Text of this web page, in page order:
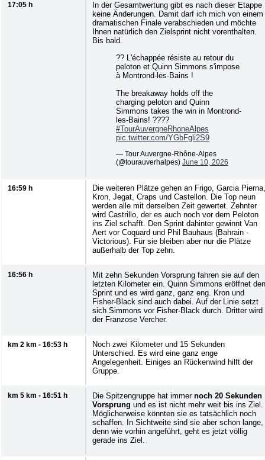
17:05 h
In der Gesamtwertung gibt es nach dieser Etappe
keine Änderungen. Damit darf ich mich von einem
dramatischen Finale verabschieden und möchte
Ihnen natürlich den Zielsprint nicht vorenthalten.
Bis bald.
?? L'échappée résiste au retour du
peloton et Quinn Simmons s'impose
à Montrond-les-Bains !
The breakaway holds off the
charging peloton and Quinn
Simmons takes the win in Montrond-
les-Bains! ????
#TourAuvergneRhoneAlpes
pic.twitter.com/YGbFgli2S9
— Tour Auvergne-Rhône-Alpes
(@tourauverhalpes) June 10, 2026
16:59 h
Die weiteren Plätze gehen an Frigo, Garcia Pierna,
Kron, Jegat, Craps und Castellon. Die Top neun
werden alle mit derselben Zeit gewertet. Zehnter
wird Castrillo, der es auch noch vor dem Peloton
ins Ziel schafft. Den Sprint dahinter gewinnt Van
Aert vor Coquard und Phil Bauhaus (Bahrain -
Victorious). Für sie bleiben aber nur die Plätze
außerhalb der Top zehn.
16:56 h
Mit zehn Sekunden Vorsprung fahren sie auf den
letzten Kilometer ein. Quinn Simmons eröffnet den
Sprint und es wird ganz, ganz eng. Kron und
Fisher-Black sind auch dabei. Auf der Linie setzt
sich Simmons vor Fisher-Black durch. Dritter wird
der Franzose Vercher.
km 2 km - 16:53 h
Noch zwei Kilometer und 15 Sekunden
Unterschied. Es wird eine ganz enge
Angelegenheit. Einiges an Rückenwind hilft der
Gruppe.
km 5 km - 16:51 h Die Spitzengruppe hat immer noch 20 Sekunden
Vorsprung und es ist nicht mehr weit bis ins Ziel.
Möglicherweise könnten sie es tatsächlich noch
schaffen. In Sichtweite sind sie aber schon lange,
denn wie vorhin angeführt, geht es jetzt völlig
gerade ins Ziel.